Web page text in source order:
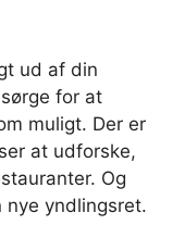
ud af din
for at
muligt. Der er
at udforske,
Og
nye yndlingsret.